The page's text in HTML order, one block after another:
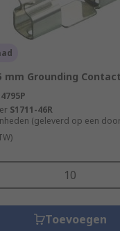
mm Grounding Contact
S1711-46R
(geleverd op een
Toevoegen